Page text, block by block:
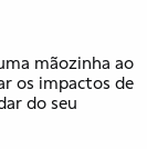
mãozinha ao
os impactos de
do seu